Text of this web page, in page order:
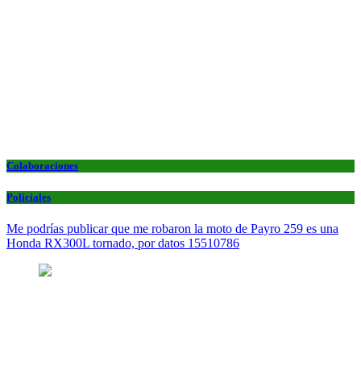
Colaboraciones
Policiales
Me podrías publicar que me robaron la moto de Payro 259 es una
Honda RX300L tornado, por datos 15510786